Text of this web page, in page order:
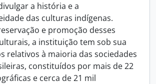
a história e a
das culturas indígenas.
e promoção desses
a instituição tem sob sua
relativos à maioria das sociedades
constituídos por mais de 22
e cerca de 21 mil